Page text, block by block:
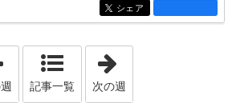
entry1343
シェア
「2017年10月22日 - 2017年10月28日」
記事一覧 次の週